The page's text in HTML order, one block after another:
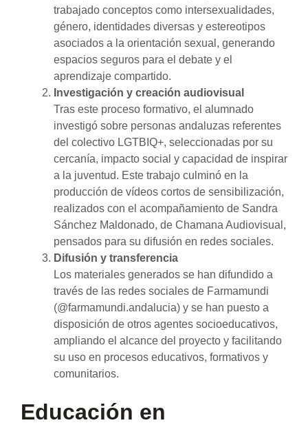
trabajado conceptos como intersexualidades,
género, identidades diversas y estereotipos
asociados a la orientación sexual, generando
espacios seguros para el debate y el
aprendizaje compartido.
Investigación y creación audiovisual
Tras este proceso formativo, el alumnado
investigó sobre personas andaluzas referentes
del colectivo LGTBIQ+, seleccionadas por su
cercanía, impacto social y capacidad de inspirar
a la juventud. Este trabajo culminó en la
producción de vídeos cortos de sensibilización,
realizados con el acompañamiento de Sandra
Sánchez Maldonado, de Chamana Audiovisual,
pensados para su difusión en redes sociales.
Difusión y transferencia
Los materiales generados se han difundido a
través de las redes sociales de Farmamundi
(@farmamundi.andalucia) y se han puesto a
disposición de otros agentes socioeducativos,
ampliando el alcance del proyecto y facilitando
su uso en procesos educativos, formativos y
comunitarios.
Educación en